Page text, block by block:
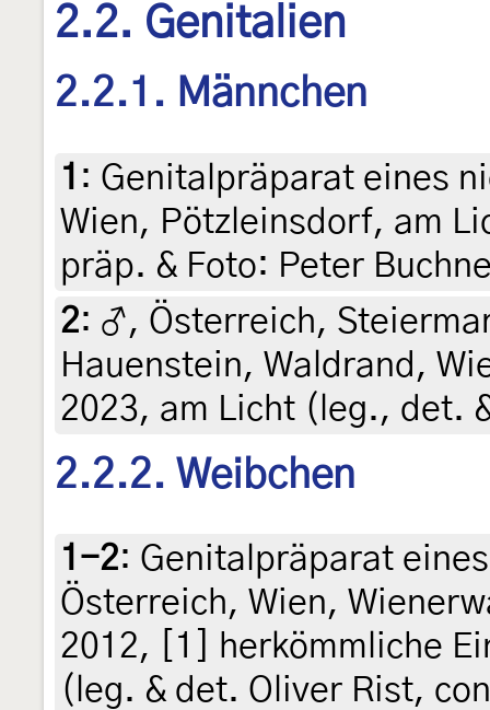
2.2. Genitalien
2.2.1. Männchen
1 : Genitalpräparat eines
Wien, Pötzleinsdorf, am
präp. & Foto: Peter
2: ♂, Österreich,
Hauenstein, Waldrand,
2023, am Licht (leg., det.
2.2.2. Weibchen
1-2: Genitalpräparat
Österreich, Wien,
2012, [1] herkömmliche
(leg. & det. Oliver Rist,